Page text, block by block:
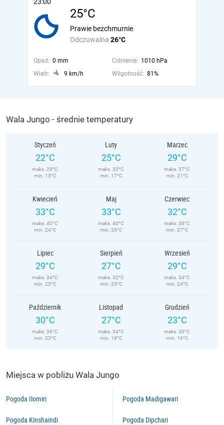
25°C
Odczuwalna 26°C
Prawie bezchmurnie
Opad: 0 mm Ciśnienie: 1010 hPa
Wiatr:
9 km/h Wilgotność: 81%
Wala Jungo - średnie temperatury
Styczeń
22°C
maks. 29°C
min. 15°C
Luty
25°C
maks. 33°C
min. 17°C
Marzec
29°C
maks. 37°C
min. 21°C
Kwiecień
33°C
maks. 40°C
min. 24°C
Maj
33°C
maks. 40°C
min. 26°C
Czerwiec
32°C
maks. 38°C
min. 27°C
Lipiec
29°C
maks. 34°C
min. 25°C
Sierpień
27°C
maks. 32°C
min. 23°C
Wrzesień
29°C
maks. 34°C
min. 24°C
Październik
30°C
maks. 36°C
min. 23°C
Listopad
27°C
maks. 34°C
min. 19°C
Grudzień
23°C
maks. 30°C
min. 16°C
Miejsca w pobliżu Wala Jungo
Pogoda Ilomiri
Pogoda Kinshaindi
Pogoda Madigawari
Pogoda Dipchari